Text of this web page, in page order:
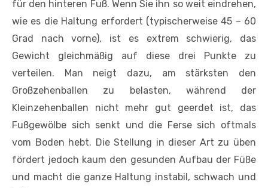
für den hinteren Fuß. Wenn Sie ihn so weit eindrehen,
wie es die Haltung erfordert (typischerweise 45 – 60
Grad nach vorne), ist es extrem schwierig, das
Gewicht gleichmäßig auf diese drei Punkte zu
verteilen. Man neigt dazu, am stärksten den
Großzehenballen zu belasten, während der
Kleinzehenballen nicht mehr gut geerdet ist, das
Fußgewölbe sich senkt und die Ferse sich oftmals
vom Boden hebt. Die Stellung in dieser Art zu üben
fördert jedoch kaum den gesunden Aufbau der Füße
und macht die ganze Haltung instabil, schwach und